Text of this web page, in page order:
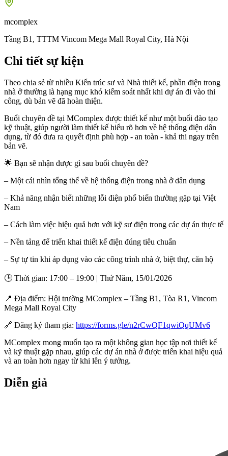
mcomplex
Tầng B1, TTTM Vincom Mega Mall Royal City, Hà Nội
Chi tiết sự kiện
Theo chia sẻ từ nhiều Kiến trúc sư và Nhà thiết kế, phần điện trong
nhà ở thường là hạng mục khó kiểm soát nhất khi dự án đi vào thi
công, dù bản vẽ đã hoàn thiện.
Buổi chuyên đề tại MComplex được thiết kế như một buổi đào tạo
kỹ thuật, giúp người làm thiết kế hiểu rõ hơn về hệ thống điện dân
dụng, từ đó đưa ra quyết định phù hợp - an toàn - khả thi ngay trên
bản vẽ.
🌟 Bạn sẽ nhận được gì sau buổi chuyên đề?
– Một cái nhìn tổng thể về hệ thống điện trong nhà ở dân dụng
– Khả năng nhận biết những lỗi điện phổ biến thường gặp tại Việt
Nam
– Cách làm việc hiệu quả hơn với kỹ sư điện trong các dự án thực tế
– Nền tảng để triển khai thiết kế điện đúng tiêu chuẩn
– Sự tự tin khi áp dụng vào các công trình nhà ở, biệt thự, căn hộ
🕒 Thời gian: 17:00 – 19:00 | Thứ Năm, 15/01/2026
📍 Địa điểm: Hội trường MComplex – Tầng B1, Tòa R1, Vincom
Mega Mall Royal City
🔗 Đăng ký tham gia: https://forms.gle/n2rCwQF1qwiQqUMv6
MComplex mong muốn tạo ra một không gian học tập nơi thiết kế
và kỹ thuật gặp nhau, giúp các dự án nhà ở được triển khai hiệu quả
và an toàn hơn ngay từ khi lên ý tưởng.
Diễn giả